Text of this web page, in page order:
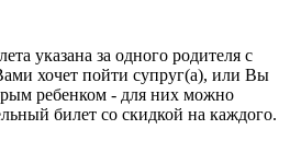
указана за одного родителя с
хочет пойти супруг(а), или Вы
ребенком - для них можно
билет со скидкой на каждого.